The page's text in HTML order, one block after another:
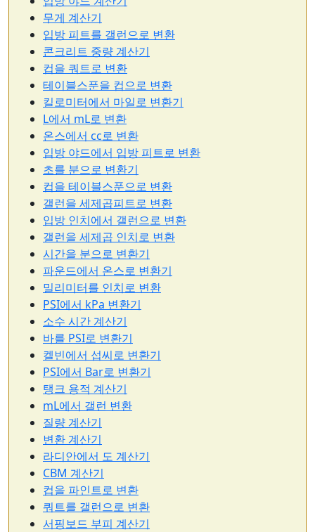
무게 계산기
입방 피트를 갤런으로 변환
콘크리트 중량 계산기
컵을 쿼트로 변환
테이블스푼을 컵으로 변환
킬로미터에서 마일로 변환기
L에서 mL로 변환
온스에서 cc로 변환
입방 야드에서 입방 피트로 변환
초를 분으로 변환기
컵을 테이블스푼으로 변환
갤런을 세제곱피트로 변환
입방 인치에서 갤런으로 변환
갤런을 세제곱 인치로 변환
시간을 분으로 변환기
파운드에서 온스로 변환기
밀리미터를 인치로 변환
PSI에서 kPa 변환기
소수 시간 계산기
바를 PSI로 변환기
켈빈에서 섭씨로 변환기
PSI에서 Bar로 변환기
탱크 용적 계산기
mL에서 갤런 변환
질량 계산기
변환 계산기
라디안에서 도 계산기
CBM 계산기
컵을 파인트로 변환
쿼트를 갤런으로 변환
서핑보드 부피 계산기